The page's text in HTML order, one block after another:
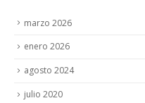
marzo 2026
enero 2026
agosto 2024
julio 2020